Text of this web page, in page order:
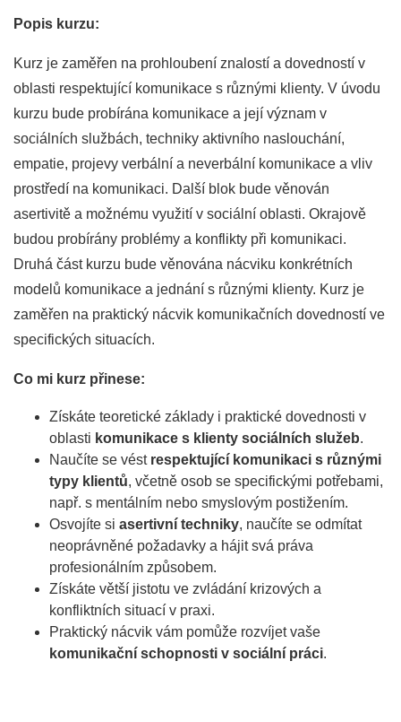
Popis kurzu:
Kurz je zaměřen na prohloubení znalostí a dovedností v
oblasti respektující komunikace s různými klienty. V úvodu
kurzu bude probírána komunikace a její význam v
sociálních službách, techniky aktivního naslouchání,
empatie, projevy verbální a neverbální komunikace a vliv
prostředí na komunikaci. Další blok bude věnován
asertivitě a možnému využití v sociální oblasti. Okrajově
budou probírány problémy a konflikty při komunikaci.
Druhá část kurzu bude věnována nácviku konkrétních
modelů komunikace a jednání s různými klienty. Kurz je
zaměřen na praktický nácvik komunikačních dovedností ve
specifických situacích.
Co mi kurz přinese:
Získáte teoretické základy i praktické dovednosti v
oblasti komunikace s klienty sociálních služeb.
Naučíte se vést respektující komunikaci s různými
typy klientů, včetně osob se specifickými potřebami,
např. s mentálním nebo smyslovým postižením.
Osvojíte si asertivní techniky, naučíte se odmítat
neoprávněné požadavky a hájit svá práva
profesionálním způsobem.
Získáte větší jistotu ve zvládání krizových a
konfliktních situací v praxi.
Praktický nácvik vám pomůže rozvíjet vaše
komunikační schopnosti v sociální práci.